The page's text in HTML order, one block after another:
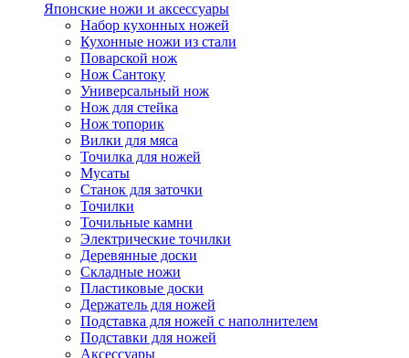
Японские ножи и аксессуары
Набор кухонных ножей
Кухонные ножи из стали
Поварской нож
Нож Сантоку
Универсальный нож
Нож для стейка
Нож топорик
Вилки для мяса
Точилка для ножей
Мусаты
Станок для заточки
Точилки
Точильные камни
Электрические точилки
Деревянные доски
Складные ножи
Пластиковые доски
Держатель для ножей
Подставка для ножей с наполнителем
Подставки для ножей
Аксессуары